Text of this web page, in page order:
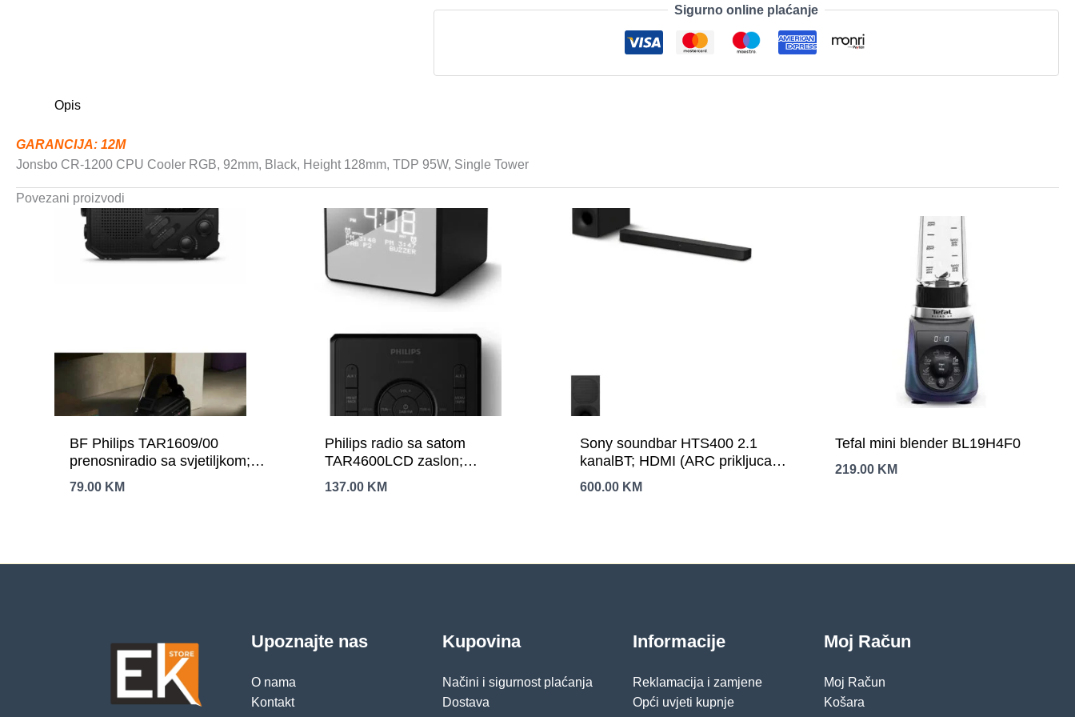
Cooler
Black,
Single
Sigurno online plaćanje
Opis
GARANCIJA: 12M
Jonsbo CR-1200 CPU Cooler RGB, 92mm, Black, Height 128mm, TDP 95W, Single Tower
Povezani proizvodi
BF Philips TAR1609/00
prenosniradio sa svjetiljkom;
FM/AM;ugrađena litij-ionska
baterija
79.00 KM
Philips radio sa satom
TAR4600LCD zaslon;
FM/DAB+;USB-C priključak;
137.00 KM
Sony soundbar HTS400 2.1
kanalBT; HDMI (ARC prikljucak);
OPTizlazna snaga 330W
600.00 KM
Tefal mini blender BL19H4F0
219.00 KM
Upoznajte nas
O nama
Kontakt
Kupovina
Načini i sigurnost plaćanja
Dostava
Informacije
Reklamacija i zamjene
Opći uvjeti kupnje
Moj Račun
Moj Račun
Košara